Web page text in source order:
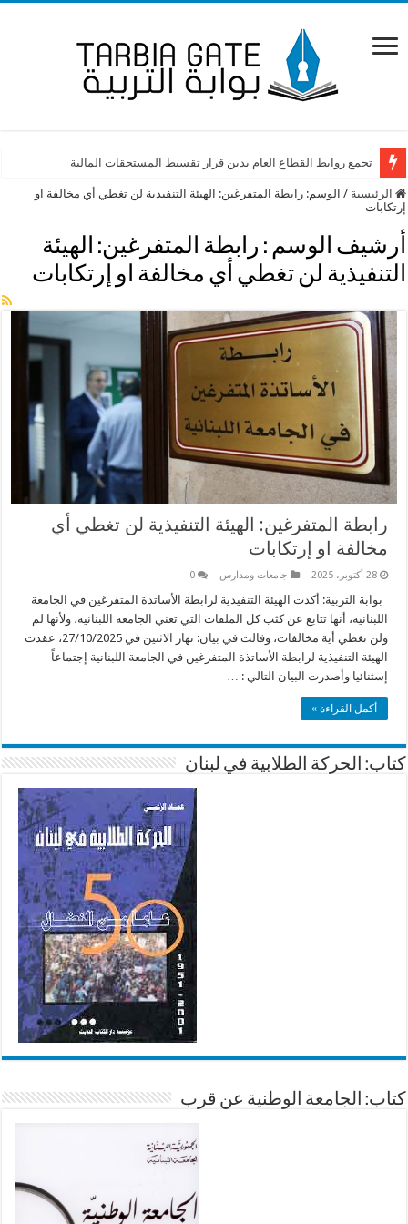
تجمع روابط القطاع العام يدين قرار تقسيط المستحقات المالية
الرئيسية / الوسم:رابطة المتفرغين: الهيئة التنفيذية لن تغطي أي مخالفة او
إرتكابات
أرشيف الوسم : رابطة المتفرغين: الهيئة
التنفيذية لن تغطي أي مخالفة او إرتكابات
رابطة المتفرغين: الهيئة التنفيذية لن تغطي أي
مخالفة او إرتكابات
28 أكتوبر، 2025 جامعات ومدارس 0
بوابة التربية: أكدت الهيئة التنفيذية لرابطة الأساتذة المتفرغين في الجامعة
اللبنانية، أنها تتابع عن كثب كل الملفات التي تعني الجامعة اللبنانية، ولأنها لم
ولن تغطي أية مخالفات، وفالت في بيان: نهار الاثنين في 27/10/2025، عقدت
الهيئة التنفيذية لرابطة الأساتذة المتفرغين في الجامعة اللبنانية إجتماعاً
إسثنائيا وأصدرت البيان التالي : …
أكمل القراءة »
كتاب: الحركة الطلابية في لبنان
كتاب: الجامعة الوطنية عن قرب